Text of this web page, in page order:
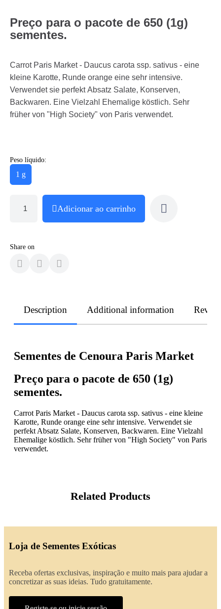
Preço para o pacote de 650 (1g)
sementes.
Carrot Paris Market - Daucus carota ssp. sativus - eine
kleine Karotte, Runde orange eine sehr intensive.
Verwendet sie perfekt Absatz Salate, Konserven,
Backwaren. Eine Vielzahl Ehemalige köstlich. Sehr
früher von "High Society" von Paris verwendet.
Peso líquido:
1 g
Adicionar ao carrinho
Share on
Description Additional information
Sementes de Cenoura Paris Market
Preço para o pacote de 650 (1g)
sementes.
Carrot Paris Market - Daucus carota ssp. sativus - eine kleine
Karotte, Runde orange eine sehr intensive. Verwendet sie
perfekt Absatz Salate, Konserven, Backwaren. Eine Vielzahl
Ehemalige köstlich. Sehr früher von "High Society" von Paris
verwendet.
Related Products
Loja de Sementes Exóticas
Receba ofertas exclusivas, inspiração e muito mais para ajudar a
concretizar as suas ideias. Tudo gratuitamente.